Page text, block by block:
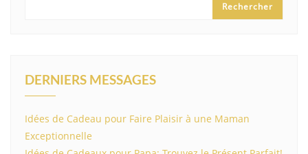
Rechercher
DERNIERS MESSAGES
Idées de Cadeau pour Faire Plaisir à une Maman
Exceptionnelle